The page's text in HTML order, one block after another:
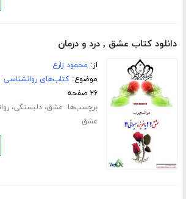
دانلود کتاب عشق , درد و درمان
از: محمود زارع
موضوع:کتاب‌های روانشناسی
۲۶ صفحه
برچسب‌ها: عشق،دلبستگی،
عشق